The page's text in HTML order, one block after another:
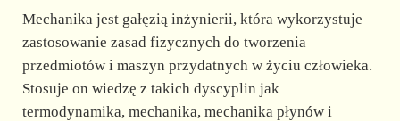
Mechanika jest gałęzią inżynierii, która wykorzystuje
zastosowanie zasad fizycznych do tworzenia
przedmiotów i maszyn przydatnych w życiu człowieka.
Stosuje on wiedzę z takich dyscyplin jak
termodynamika, mechanika, mechanika płynów i